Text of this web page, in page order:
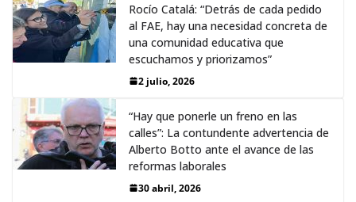
Rocío Catalá: “Detrás de cada pedido
al FAE, hay una necesidad concreta de
una comunidad educativa que
escuchamos y priorizamos”
2 julio, 2026
“Hay que ponerle un freno en las
calles”: La contundente advertencia de
Alberto Botto ante el avance de las
reformas laborales
30 abril, 2026